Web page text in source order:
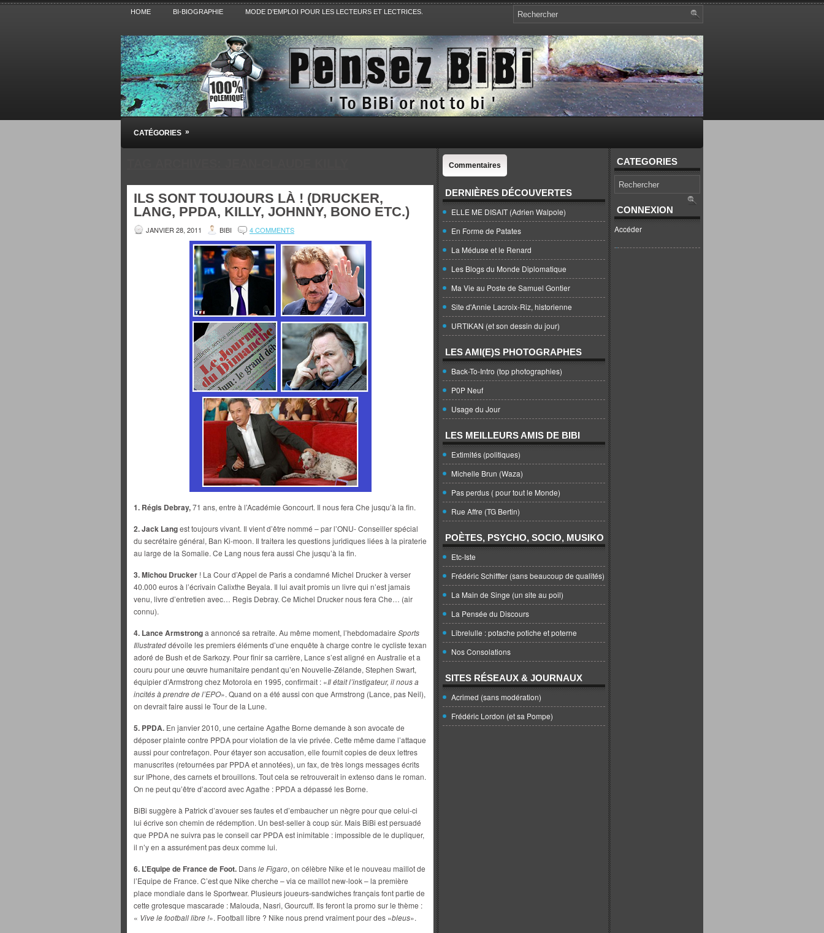
HOME BI-BIOGRAPHIE MODE D’EMPLOI POUR LES LECTEURS ET LECTRICES.
Pensez BiBi
Blog polémique sur l'Actualité, la Culture, la Politique, le Sport,. Avec Revue de presse et de blogs.
CATÉGORIES »
ILS SONT TOUJOURS LÀ ! (DRUCKER,
LANG, PPDA, KILLY, JOHNNY, BONO ETC.)
JANVIER 28, 2011 BIBI 4 COMMENTS
1. Régis Debray,71 ans, entre à l’Académie Goncourt. Il nous fera Che jusqu’à la fin.
2. Jack Langest toujours vivant. Il vient d’être nommé – par l’ONU- Conseiller spécial
du secrétaire général, Ban Ki-moon. Il traitera les questions juridiques liées à la piraterie
au large de la Somalie. Ce Lang nous fera aussi Che jusqu’à la fin.
3. Michou Drucker ! La Cour d’Appel de Paris a condamné Michel Drucker à verser
40.000 euros à l’écrivain Calixthe Beyala. Il lui avait promis un livre qui n’est jamais
venu, livre d’entretien avec… Regis Debray. Ce Michel Drucker nous fera Che… (air
connu).
4. Lance Armstronga annoncé sa retraite. Au même moment, l’hebdomadaire Sports
Illustrateddévoile les premiers éléments d’une enquête à charge contre le cycliste texan
adoré de Bush et de Sarkozy. Pour finir sa carrière, Lance s’est aligné en Australie et a
couru pour une œuvre humanitaire pendant qu’en Nouvelle-Zélande, Stephen Swart,
équipier d’Armstrong chez Motorola en 1995, confirmait : «Il était l’instigateur, il nous a
incités à prendre de l’EPO». Quand on a été aussi con que Armstrong (Lance, pas Neil),
on devrait faire aussi le Tour de la Lune.
5. PPDA. En janvier 2010, une certaine Agathe Borne demande à son avocate de
déposer plainte contre PPDA pour violation de la vie privée. Cette même dame l’attaque
aussi pour contrefaçon. Pour étayer son accusation, elle fournit copies de deux lettres
manuscrites (retournées par PPDA et annotées), un fax, de très longs messages écrits
sur IPhone, des carnets et brouillons. Tout cela se retrouverait in extenso dans le roman.
On ne peut qu’être d’accord avec Agathe : PPDA a dépassé les Borne.
BiBi suggère à Patrick d’avouer ses fautes et d’embaucher un nègre pour que celui-ci
lui écrive son chemin de rédemption. Un best-seller à coup sûr. Mais BiBi est persuadé
que PPDA ne suivra pas le conseil car PPDA est inimitable : impossible de le dupliquer,
il n’y en a assurément pas deux comme lui.
6. L’Equipe de France de Foot. Dansle Figaro, on célèbre Nike et le nouveau maillot de
l’Equipe de France. C’est que Nike cherche – via ce maillot new-look – la première
place mondiale dans le Sportwear. Plusieurs joueurs-sandwiches français font partie de
cette grotesque mascarade : Malouda, Nasri, Gourcuff. Ils feront la promo sur le thème :
« Vive le football libre !». Football libre ? Nike nous prend vraiment pour des «bleus».
Commentaires
DERNIÈRES DÉCOUVERTES
ELLE ME DISAIT (Adrien Walpole)
En Forme de Patates
La Méduse et le Renard
Les Blogs du Monde Diplomatique
Ma Vie au Poste de Samuel Gontier
Site d'Annie Lacroix-Riz, historienne
URTIKAN (et son dessin du jour)
LES AMI(E)S PHOTOGRAPHES
Back-To-Intro (top photographies)
P0P Neuf
Usage du Jour
LES MEILLEURS AMIS DE BIBI
Extimités (politiques)
Michelle Brun (Waza)
Pas perdus ( pour tout le Monde)
Rue Affre (TG Bertin)
POÈTES, PSYCHO, SOCIO, MUSIKO
Etc-Iste
Frédéric Schiffter (sans beaucoup de qualités)
La Main de Singe (un site au poil)
La Pensée du Discours
Librelulle : potache potiche et poterne
Nos Consolations
SITES RÉSEAUX & JOURNAUX
Acrimed (sans modération)
Frédéric Lordon (et sa Pompe)
CATEGORIES
CONNEXION
Accéder